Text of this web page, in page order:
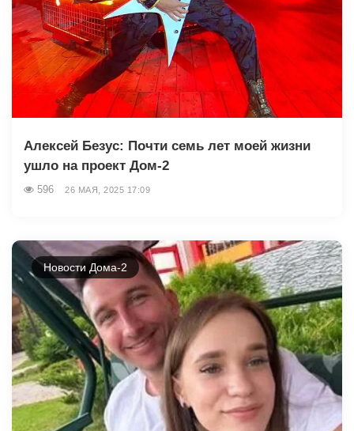
Алексей Безус: Почти семь лет моей жизни
ушло на проект Дом-2
596 26 МАЯ, 2025 17:09
Новости Дома-2